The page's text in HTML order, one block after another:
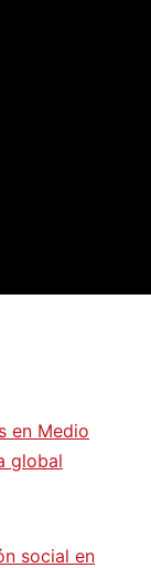
en Medio
global
social en